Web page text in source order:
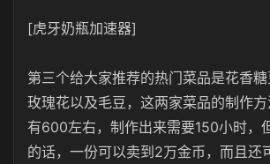
[虎牙奶瓶加速器]
第三个给大家推荐的热门菜品是花香
玫瑰花以及毛豆，这两家菜品的制作
有600左右，制作出来需要150小时，
的话，一份可以卖到2万金币，而且还